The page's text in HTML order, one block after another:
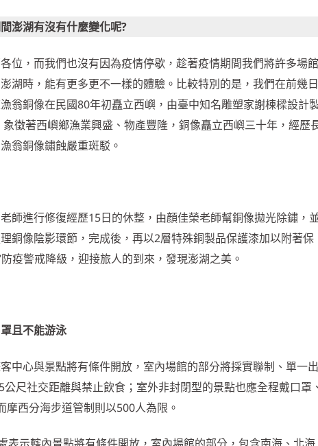
澎湖有沒有什麼變化呢?
位，而我們也沒有因為疫情停歇，趁著疫情期間我們將許多場
湖時，能有更多更不一樣的體驗。比較特別的是，我們在前幾
翁銅像在民國80年初矗立西嶼，由臺中知名雕塑家謝棟樑設計
徵著西嶼鄉漁業興盛、物產豐隆，銅像矗立西嶼三十年，經歷
漁翁銅像鏽蝕嚴重斑駁。
師進行修復經歷15日的休整，由顏佳榮老師幫銅像拋光除鏽，
銅像陰影環節，完成後，再以2層特殊銅製品保護漆加以附著保
疫警戒降級，迎接旅人的到來，發現澎湖之美。
且不能游泳
中心與景點將有條件開放，室內場館的部分將採實聯制、單一
尺社交距離與禁止飲食；室外非封閉型的景點也應全程戴口罩、
西分海步道管制則以500人為限。